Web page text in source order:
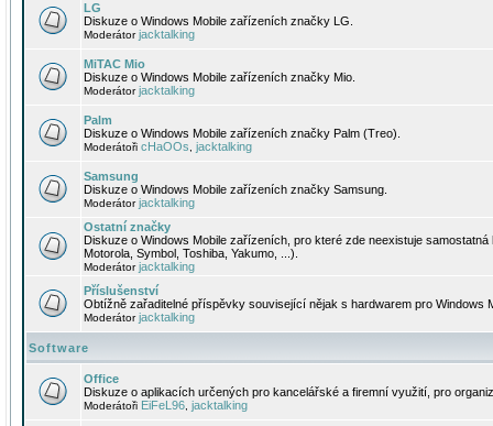
LG
Diskuze o Windows Mobile zařízeních značky LG.
Moderátorjacktalking
MiTAC Mio
Diskuze o Windows Mobile zařízeních značky Mio.
Moderátorjacktalking
Palm
Diskuze o Windows Mobile zařízeních značky Palm (Treo).
Moderátoři cHaOOs jacktalking
Samsung
Diskuze o Windows Mobile zařízeních značky Samsung.
Moderátorjacktalking
Ostatní značky
Diskuze o Windows Mobile zařízeních, pro které zde neexistuje
Motorola, Symbol, Toshiba, Yakumo, ...).
Moderátorjacktalking
Příslušenství
Obtížně zařaditelné příspěvky související nějak s hardwarem pro Windows
Moderátorjacktalking
Software
Office
Diskuze o aplikacích určených pro kancelářské a firemní využití, pro
Moderátoři EiFeL96 jacktalking